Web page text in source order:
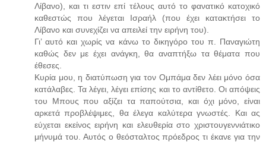
Λίβανο), και τι εστιν επί τέλους αυτό το φανατικό κατοχικό
καθεστώς που λέγεται Ισραήλ (που έχει κατακτήσει το
Λίβανο και συνεχίζει να απειλεί την ειρήνη του).
Γι’ αυτό και χωρίς να κάνω το δικηγόρο του π. Παναγιώτη
καθώς δεν με έχει ανάγκη, θα αναπτήξω τα θέματα που
έθεσες.
Κυρία μου, η διατύπωση για τον Ομπάμα δεν λέει μόνο όσα
κατάλαβες. Τα λέγει, λέγει επίσης και το αντίθετο. Οι απόψεις
του Μπους που αξίζει τα παπούτσια, και όχι μόνο, είναι
αρκετά προβλέψιμες, θα έλεγα καλύτερα γνωστές. Και ας
εύχεται εκείνος ειρήνη και ελευθερία στο χριστουγεννιάτικο
μήνυμά του. Αυτός ο θεόσταλτος πρόεδρος τι έκανε για την